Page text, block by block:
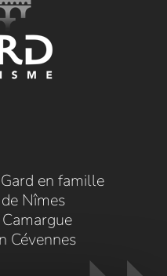
en famille
Nîmes
Cévennes